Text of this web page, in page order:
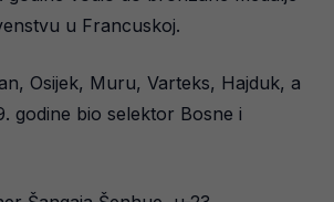
u Francuskoj.
Osijek, Muru, Varteks, Hajduk, a
godine bio selektor Bosne i